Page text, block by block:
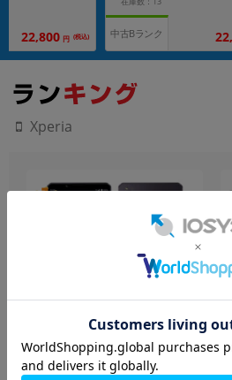
22,800 円 (税込) 中古Bランク
Xperia
Xperia1 IV SO-51C パープ
ル【docomo版SIMフリ